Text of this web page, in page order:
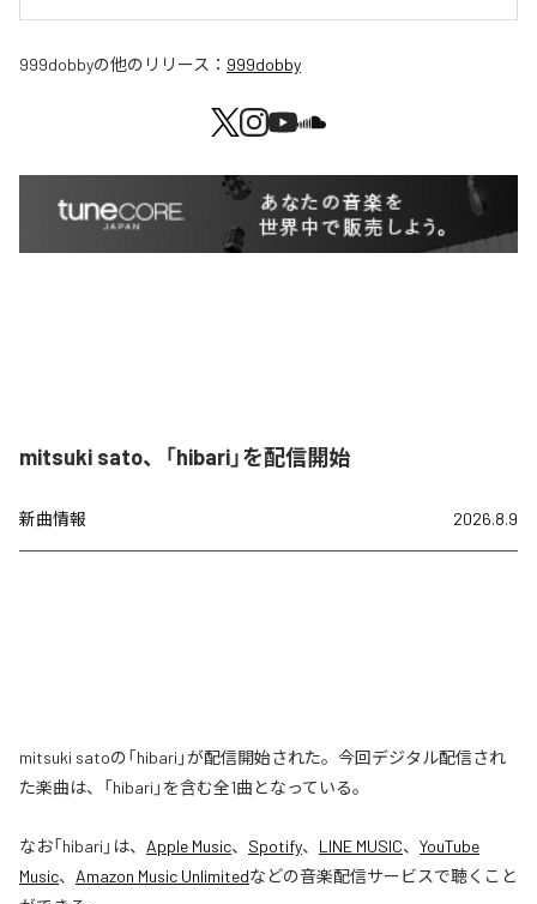
999dobbyの他のリリース： 999dobby
mitsuki sato、「hibari」を配信開始
新曲情報 2026.8.9
mitsuki satoの「hibari」が配信開始された。今回デジタル配信され
た楽曲は、「hibari」を含む全1曲となっている。
なお「hibari 」は、 Apple Music、 Spotify、 LINE MUSIC、 YouTube
Music、 Amazon Music Unlimitedなどの音楽配信サービスで聴くこと